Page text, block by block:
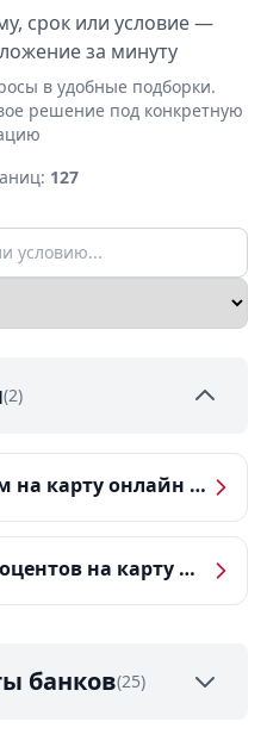
срок или условие —
за минуту
в удобные подборки.
решение под конкретную
127
(2)
Срочный микрозайм на карту онлайн — получить деньги за 5 минут
Микрозаймы без процентов на карту — ТОП-10 за 2026 год
банков(25)